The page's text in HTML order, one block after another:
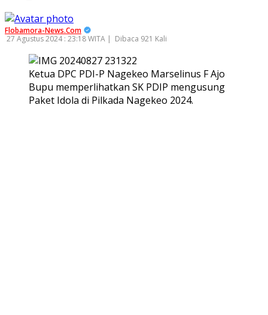
Flobamora-News.Com
27 Agustus 2024 : 23:18 WITA | Dibaca 921 Kali
Ketua DPC PDI-P Nagekeo Marselinus F Ajo
Bupu memperlihatkan SK PDIP mengusung
Paket Idola di Pilkada Nagekeo 2024.